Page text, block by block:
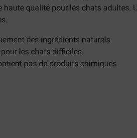
haute qualité pour les chats adultes.
des ingrédients naturels
pour les chats difficiles
pas de produits chimiques